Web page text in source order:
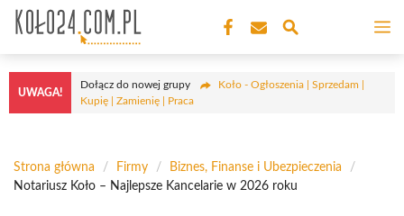
Przejdź
treści
UWAGA!
Dołącz do nowej grupy
Koło - Ogłoszenia | Sprzedam |
Kupię | Zamienię | Praca
Strona główna / Firmy / Biznes, Finanse i Ubezpieczenia
/
Notariusz Koło – Najlepsze Kancelarie w 2026 roku